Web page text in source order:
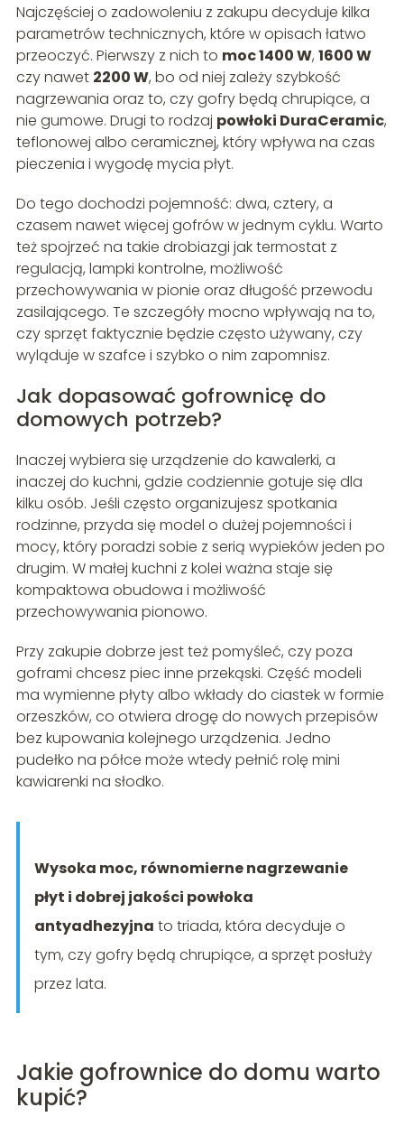
Najczęściej o zadowoleniu z zakupu decyduje kilka
parametrów technicznych, które w opisach łatwo
przeoczyć. Pierwszy z nich to moc 1400 W, 1600 W
czy nawet 2200 W, bo od niej zależy szybkość
nagrzewania oraz to, czy gofry będą chrupiące, a
nie gumowe. Drugi to rodzaj powłoki DuraCeramic,
teflonowej albo ceramicznej, który wpływa na czas
pieczenia i wygodę mycia płyt.
Do tego dochodzi pojemność: dwa, cztery, a
czasem nawet więcej gofrów w jednym cyklu. Warto
też spojrzeć na takie drobiazgi jak termostat z
regulacją, lampki kontrolne, możliwość
przechowywania w pionie oraz długość przewodu
zasilającego. Te szczegóły mocno wpływają na to,
czy sprzęt faktycznie będzie często używany, czy
wyląduje w szafce i szybko o nim zapomnisz.
Jak dopasować gofrownicę do
domowych potrzeb?
Inaczej wybiera się urządzenie do kawalerki, a
inaczej do kuchni, gdzie codziennie gotuje się dla
kilku osób. Jeśli często organizujesz spotkania
rodzinne, przyda się model o dużej pojemności i
mocy, który poradzi sobie z serią wypieków jeden po
drugim. W małej kuchni z kolei ważna staje się
kompaktowa obudowa i możliwość
przechowywania pionowo.
Przy zakupie dobrze jest też pomyśleć, czy poza
goframi chcesz piec inne przekąski. Część modeli
ma wymienne płyty albo wkłady do ciastek w formie
orzeszków, co otwiera drogę do nowych przepisów
bez kupowania kolejnego urządzenia. Jedno
pudełko na półce może wtedy pełnić rolę mini
kawiarenki na słodko.
Wysoka moc, równomierne nagrzewanie
płyt i dobrej jakości powłoka
antyadhezyjna to triada, która decyduje o
tym, czy gofry będą chrupiące, a sprzęt posłuży
przez lata.
Jakie gofrownice do domu warto
kupić?